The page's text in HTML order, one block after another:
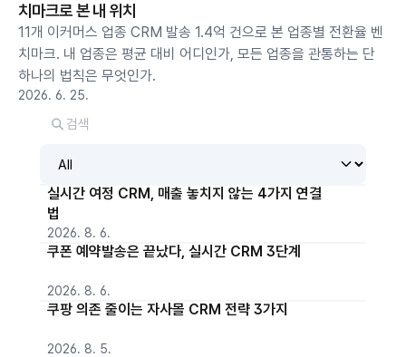
치마크로 본 내 위치
11개 이커머스 업종 CRM 발송 1.4억 건으로 본 업종별 전환율 벤
치마크. 내 업종은 평균 대비 어디인가, 모든 업종을 관통하는 단
하나의 법칙은 무엇인가.
2026. 6. 25.
실시간 여정 CRM, 매출 놓치지 않는 4가지 연결
법
2026. 8. 6.
쿠폰 예약발송은 끝났다, 실시간 CRM 3단계
2026. 8. 6.
쿠팡 의존 줄이는 자사몰 CRM 전략 3가지
2026. 8. 5.